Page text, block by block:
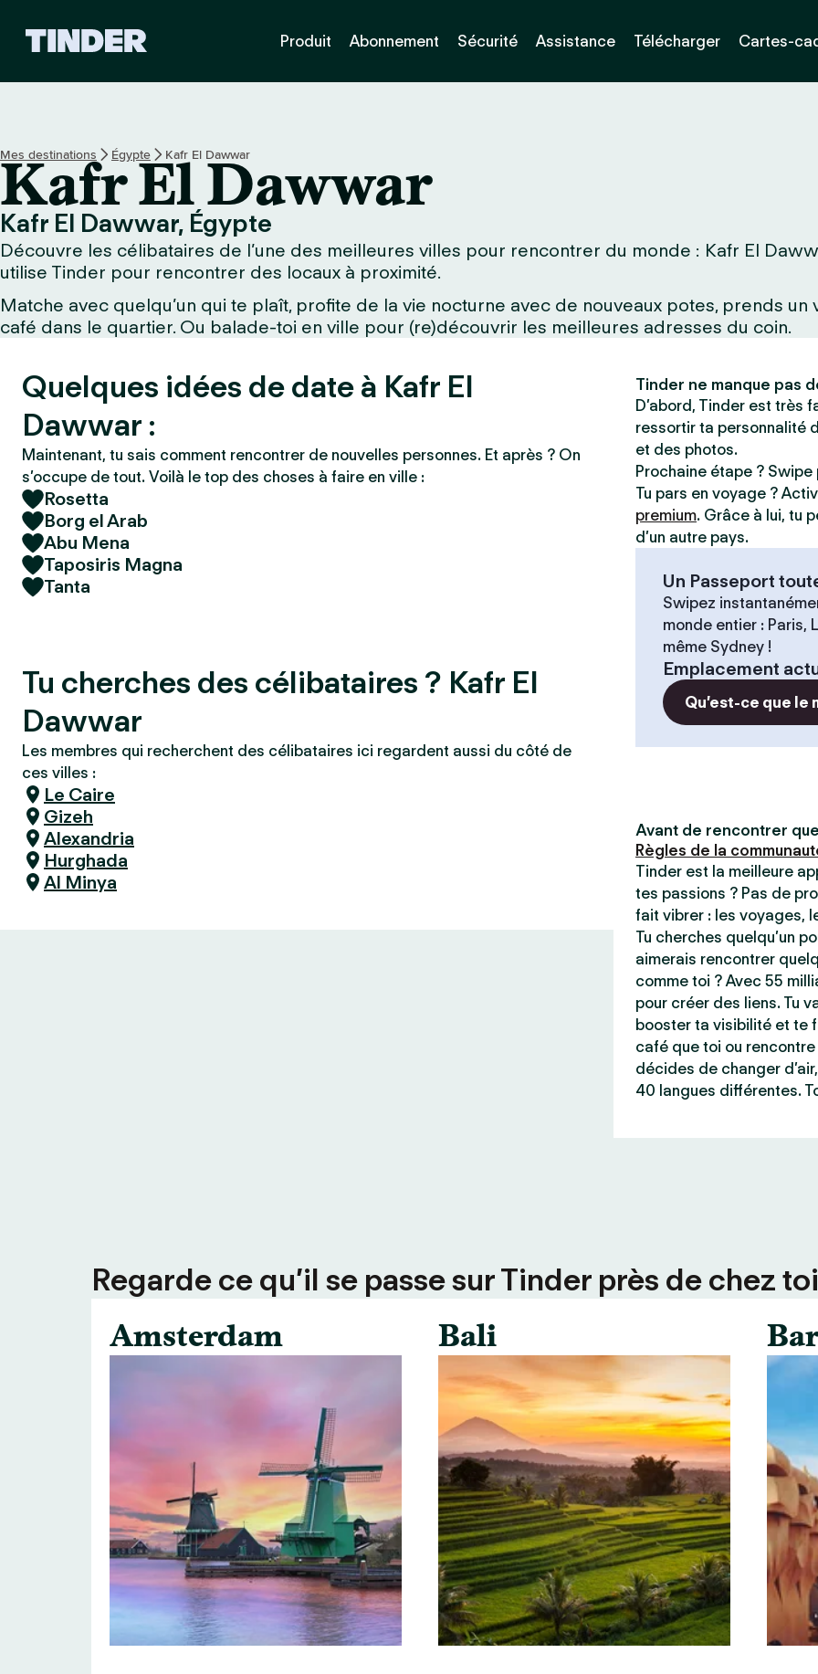
T
d
e
Produit Abonnement Sécurité Assistance Télécharger Cartes-
Mes destinations Égypte Kafr El Dawwar
Kafr El Dawwar
Kafr El Dawwar, Égypte
Découvre les célibataires de l’une des meilleures villes pour rencontrer du monde : Kafr El
utilise Tinder pour rencontrer des locaux à proximité.
Matche avec quelqu’un qui te plaît, profite de la vie nocturne avec de nouveaux potes, prends
café dans le quartier. Ou balade-toi en ville pour (re)découvrir les meilleures adresses du coin.
Quelques idées de date à Kafr El
Dawwar :
Maintenant, tu sais comment rencontrer de nouvelles personnes. Et après ? On
s’occupe de tout. Voilà le top des choses à faire en ville :
Rosetta
Borg el Arab
Abu Mena
Taposiris Magna
Tanta
Tu cherches des célibataires ? Kafr El
Dawwar
Les membres qui recherchent des célibataires ici regardent aussi du côté de
ces villes :
Le Caire
Gizeh
Alexandria
Hurghada
Al Minya
Tinder ne manque pas
D’abord, Tinder est très
ressortir ta personnalité
et des photos.
Prochaine étape ?
Tu pars en voyage ?
premium. Grâce à lui, tu
d’un autre pays.
Un Passeport
Swipez
monde entier : Paris,
même Sydney !
Emplacement
Qu’est-ce que le
Avant de rencontrer
Règles de la
Tinder est la meilleure
tes passions ? Pas de
fait vibrer : les voyages,
Tu cherches quelqu’un
aimerais rencontrer
comme toi ? Avec 55
pour créer des liens. Tu
booster ta visibilité et te
café que toi ou
décides de changer
40 langues différentes.
Regarde ce qu’il se passe sur Tinder près de chez
Amsterdam
Bali